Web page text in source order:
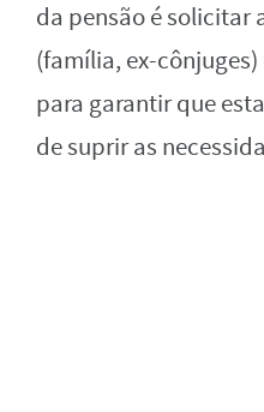
da pensão é solicitar
(família, ex-cônjuges)
para garantir que
de suprir as